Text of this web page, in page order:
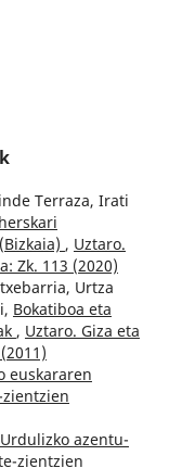
Terraza, Irati
, Uztaro.
Zk. 113 (2020)
Urtza
Bokatiboa eta
, Uztaro. Giza eta
euskararen
azentu-
zientzien